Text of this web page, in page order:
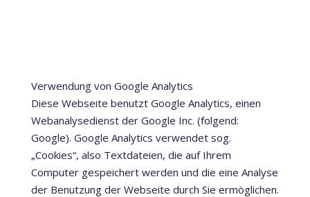
Verwendung von Google Analytics
Diese Webseite benutzt Google Analytics, einen
Webanalysedienst der Google Inc. (folgend:
Google). Google Analytics verwendet sog.
„Cookies“, also Textdateien, die auf Ihrem
Computer gespeichert werden und die eine Analyse
der Benutzung der Webseite durch Sie ermöglichen.